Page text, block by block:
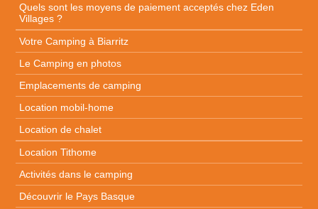
Quels sont les moyens de paiement acceptés chez Eden
Villages ?
Votre Camping à Biarritz
Le Camping en photos
Emplacements de camping
Location mobil-home
Location de chalet
Location Tithome
Activités dans le camping
Découvrir le Pays Basque